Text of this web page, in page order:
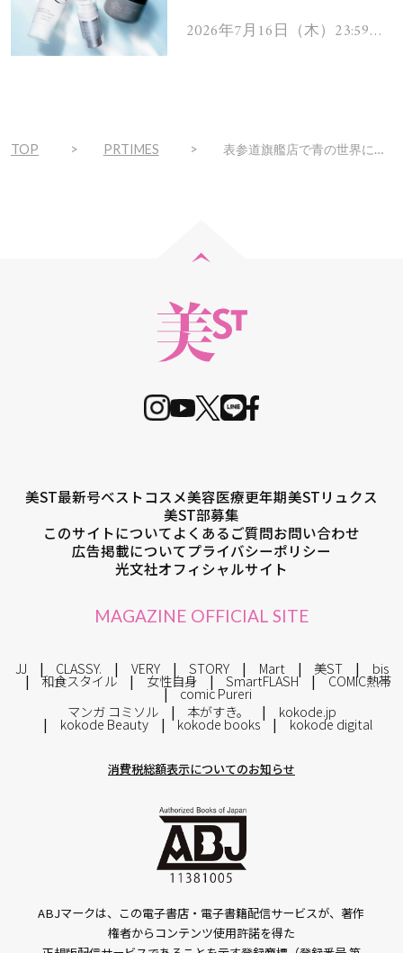
ムを13名様にプレゼン
2026年7月16日（木）23:59ま
TOP PRTIMES 表参道旗艦店で青の世界に彩られた、アーティスティックなイベントを期間限定開催
美ST最新号ベストコスメ美容医療更年期美STリュクス
美ST部募集
このサイトについてよくあるご質問お問い合わせ
広告掲載についてプライバシーポリシー
光文社オフィシャルサイト
MAGAZINE OFFICIAL SITE
JJ CLASSY. VERY STORY Mart 美ST bis
和食スタイル 女性自身 SmartFLASH COMIC熱帯
comic Pureri
マンガ コミソル
本がすき。 kokode.jp
kokode Beauty kokode books kokode digital
消費税総額表示についてのお知らせ
ABJマークは、この電子書店・電子書籍配信サービスが、著作
権者からコンテンツ使用許諾を得た